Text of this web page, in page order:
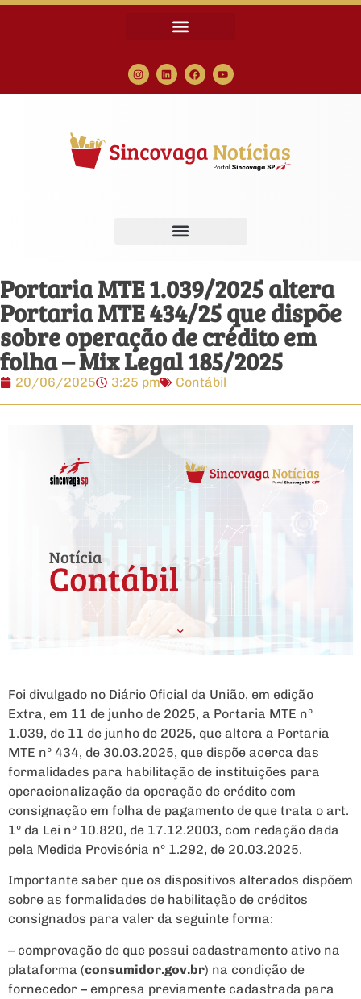
Portaria MTE 1.039/2025 altera
Portaria MTE 434/25 que dispõe
sobre operação de crédito em
folha – Mix Legal 185/2025
20/06/2025 3:25 pm Contábil
Foi divulgado no Diário Oficial da União, em edição
Extra, em 11 de junho de 2025, a Portaria MTE nº
1.039, de 11 de junho de 2025, que altera a Portaria
MTE nº 434, de 30.03.2025, que dispõe acerca das
formalidades para habilitação de instituições para
operacionalização da operação de crédito com
consignação em folha de pagamento de que trata o art.
1º da Lei nº 10.820, de 17.12.2003, com redação dada
pela Medida Provisória nº 1.292, de 20.03.2025.
Importante saber que os dispositivos alterados dispõem
sobre as formalidades de habilitação de créditos
consignados para valer da seguinte forma:
– comprovação de que possui cadastramento ativo na
plataforma (consumidor.gov.br) na condição de
fornecedor – empresa previamente cadastrada para